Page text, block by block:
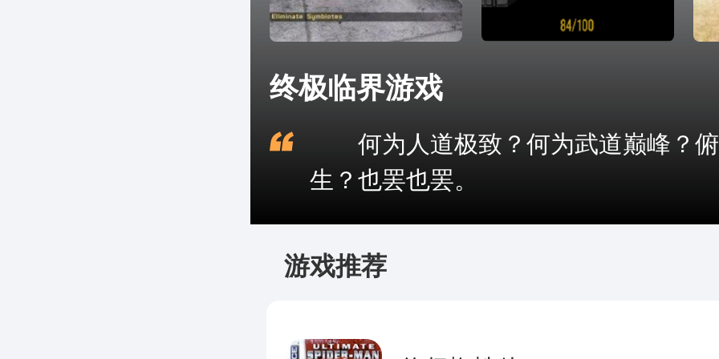
终极临界游戏
何为人道极致？何为武道巅峰？
生？也罢也罢。
游戏推荐